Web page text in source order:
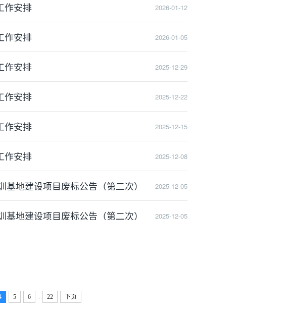
作安排 2026-01-12
作安排 2026-01-05
作安排 2025-12-29
作安排 2025-12-22
作安排 2025-12-15
作安排 2025-12-08
地建设项目废标公告（第二次） 2025-12-05
地建设项目废标公告（第二次） 2025-12-05
5 6 22 下页